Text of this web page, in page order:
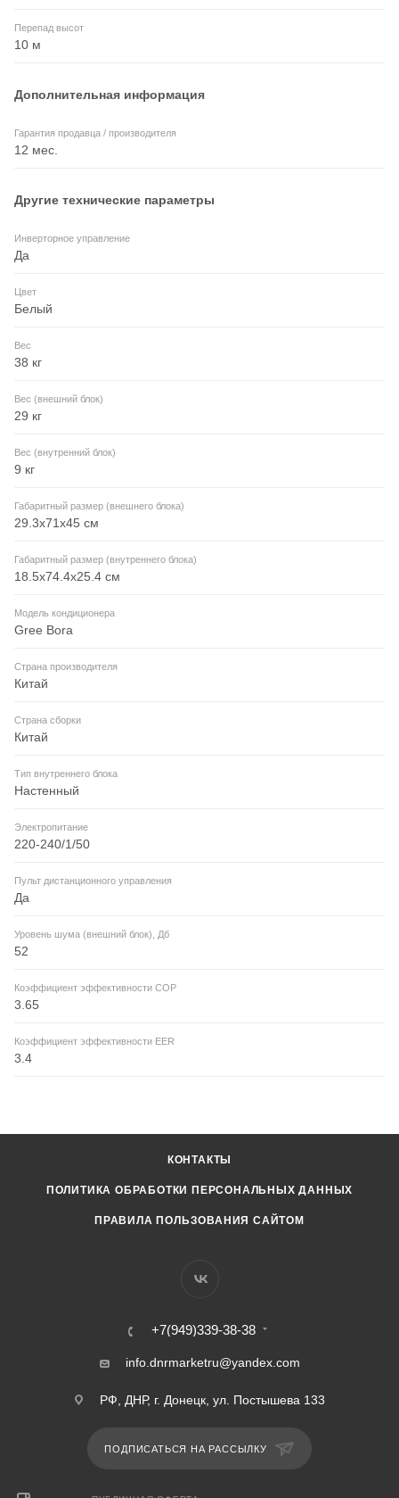
Перепад высот
10 м
Дополнительная информация
Гарантия продавца / производителя
12 мес.
Другие технические параметры
Инверторное управление
Да
Цвет
Белый
Вес
38 кг
Вес (внешний блок)
29 кг
Вес (внутренний блок)
9 кг
Габаритный размер (внешнего блока)
29.3x71x45 см
Габаритный размер (внутреннего блока)
18.5x74.4x25.4 см
Модель кондиционера
Gree Bora
Страна производителя
Китай
Страна сборки
Китай
Тип внутреннего блока
Настенный
Электропитание
220-240/1/50
Пульт дистанционного управления
Да
Уровень шума (внешний блок), Дб
52
Коэффициент эффективности COP
3.65
Коэффициент эффективности EER
3.4
КОНТАКТЫ
ПОЛИТИКА ОБРАБОТКИ ПЕРСОНАЛЬНЫХ ДАННЫХ
ПРАВИЛА ПОЛЬЗОВАНИЯ САЙТОМ
+7(949)339-38-38
info.dnrmarketru@yandex.com
РФ, ДНР, г. Донецк, ул. Постышева 133
ПОДПИСАТЬСЯ НА РАССЫЛКУ